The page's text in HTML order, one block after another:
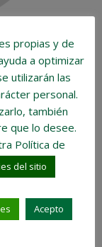
residencia,
y
LA VIVIENDA
propias y de
a optimizar
utilizarán las
personal.
también
que lo desee.
Política de
del sitio
Acepto